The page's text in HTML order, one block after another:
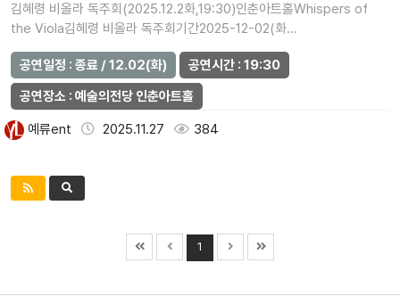
김혜령 비올라 독주회(2025.12.2화,19:30)인춘아트홀Whispers of
the Viola김혜령 비올라 독주회기간2025-12-02(화…
공연일정 : 종료 / 12.02(화)
공연시간 : 19:30
공연장소 : 예술의전당 인춘아트홀
예류ent 2025.11.27 384
1